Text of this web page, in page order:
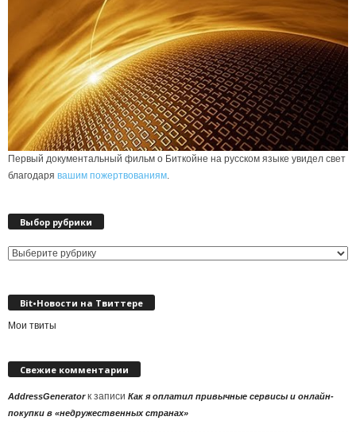
Первый документальный фильм о Биткойне на русском языке увидел свет
благодаря вашим пожертвованиям.
Выбор рубрики
Выбор
Bit•Новости на Твиттере
Мои твиты
Свежие комментарии
AddressGeneratorк записи Как я оплатил привычные сервисы и онлайн-
покупки в «недружественных странах»